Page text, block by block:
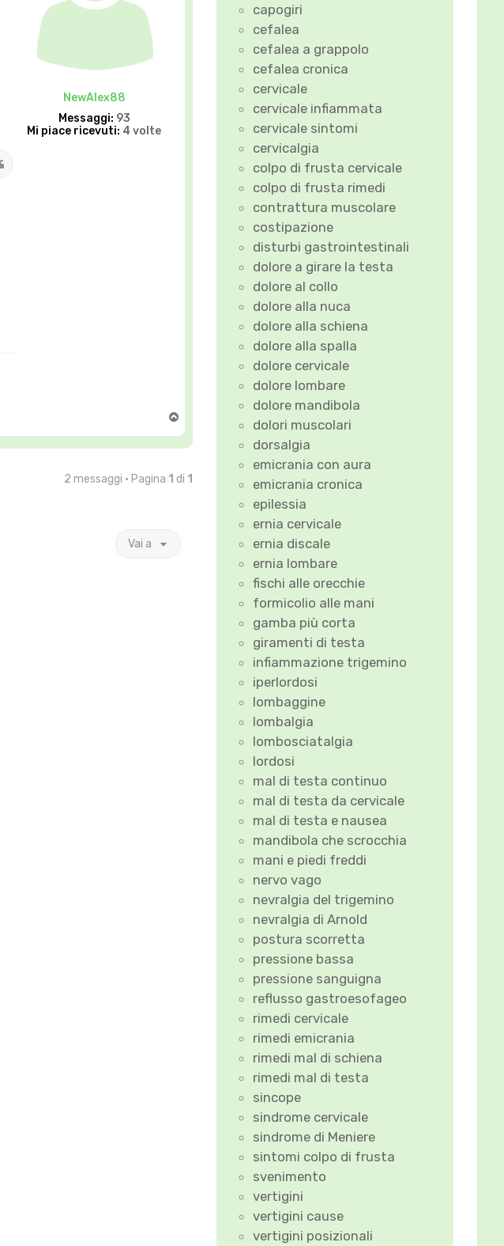
NewAlex88
Messaggi: 93
Mi piace ricevuti: 4 volte
o
2 messaggi • Pagina 1 di 1
Vai a
capogiri
cefalea
cefalea a grappolo
cefalea cronica
cervicale
cervicale infiammata
cervicale sintomi
cervicalgia
colpo di frusta cervicale
colpo di frusta rimedi
contrattura muscolare
costipazione
disturbi gastrointestinali
dolore a girare la testa
dolore al collo
dolore alla nuca
dolore alla schiena
dolore alla spalla
dolore cervicale
dolore lombare
dolore mandibola
dolori muscolari
dorsalgia
emicrania con aura
emicrania cronica
epilessia
ernia cervicale
ernia discale
ernia lombare
fischi alle orecchie
formicolio alle mani
gamba più corta
giramenti di testa
infiammazione trigemino
iperlordosi
lombaggine
lombalgia
lombosciatalgia
lordosi
mal di testa continuo
mal di testa da cervicale
mal di testa e nausea
mandibola che scrocchia
mani e piedi freddi
nervo vago
nevralgia del trigemino
nevralgia di Arnold
postura scorretta
pressione bassa
pressione sanguigna
reflusso gastroesofageo
rimedi cervicale
rimedi emicrania
rimedi mal di schiena
rimedi mal di testa
sincope
sindrome cervicale
sindrome di Meniere
sintomi colpo di frusta
svenimento
vertigini
vertigini cause
vertigini posizionali